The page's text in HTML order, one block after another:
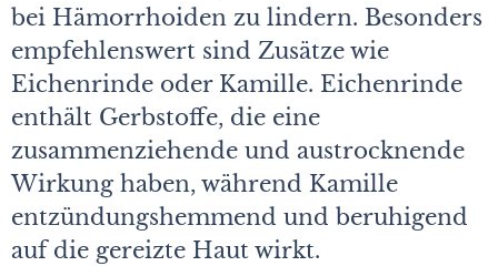
bei Hämorrhoiden zu lindern. Besonders
empfehlenswert sind Zusätze wie
Eichenrinde oder Kamille. Eichenrinde
enthält Gerbstoffe, die eine
zusammenziehende und austrocknende
Wirkung haben, während Kamille
entzündungshemmend und beruhigend
auf die gereizte Haut wirkt.